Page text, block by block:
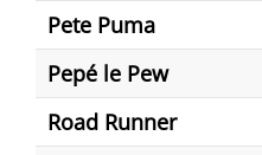
Pete Puma
Pepé le Pew
Road Runner